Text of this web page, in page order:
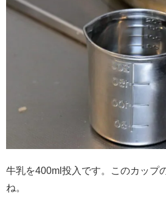
牛乳を400ml投入です。このカップ
ね。